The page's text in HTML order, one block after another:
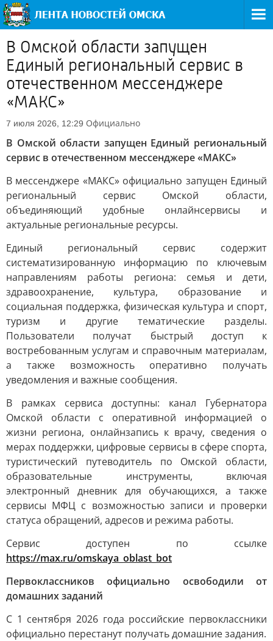
В Омской области запущен
Единый региональный сервис в
отечественном мессенджере
«МАКС»
7 июля 2026, 12:29 Официально
В Омской области запущен Единый региональный
сервис в отечественном мессенджере «МАКС»
В мессенджере «МАКС» официально запущен Единый
региональный сервис Омской области,
объединяющий удобные онлайнсервисы и
актуальные региональные ресурсы.
Единый региональный сервис содержит
систематизированную информацию по ключевым
направлениям работы региона: семья и дети,
здравоохранение, культура, образование и
социальная поддержка, физическая культура и спорт,
туризм и другие тематические разделы.
Пользователи получат быстрый доступ к
востребованным услугам и справочным материалам,
а также возможность оперативно получать
уведомления и важные сообщения.
В рамках сервиса доступны: канал Губернатора
Омской области с оперативной информацией о
жизни региона, онлайнзапись к врачу, сведения о
мерах поддержки, цифровые сервисы в сфере спорта,
туристический путеводитель по Омской области,
образовательные инструменты, включая
электронный дневник для обучающихся, а также
сервисы МФЦ с возможностью записи и проверки
статуса обращений, адресов и режима работы.
Сервис доступен по ссылке
https://max.ru/omskaya_oblast_bot
Первоклассников официально освободили от
домашних заданий
С 1 сентября 2026 года российские первоклассники
официально перестанут получать домашние задания.